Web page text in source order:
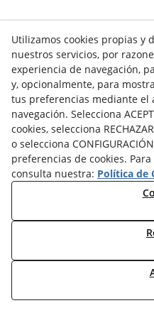
VER
NOTICIAS AEROTERMIA
NOTICIAS
NOTICIAS
NOTICIAS
NOTICIAS ACS
TARIFAS FABRICANTES
Utilizamos cookies propias y
nuestros servicios, por
experiencia de navegación,
y, opcionalmente, para
tus preferencias mediante el
navegación. Selecciona
cookies, selecciona
o selecciona
preferencias de cookies.
consulta nuestra: Política de